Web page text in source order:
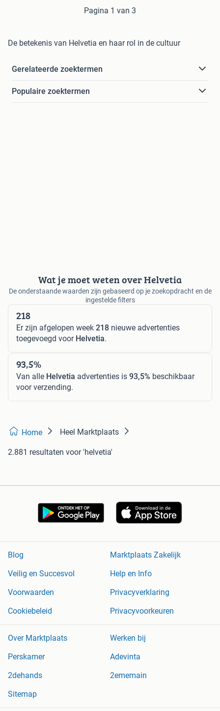
Pagina 1 van 3
De betekenis van Helvetia en haar rol in de cultuur
Gerelateerde zoektermen
Populaire zoektermen
Wat je moet weten over Helvetia
De onderstaande waarden zijn gebaseerd op je zoekopdracht en de
ingestelde filters
218
Er zijn afgelopen week 218 nieuwe advertenties
toegevoegd voor Helvetia.
93,5%
Van alle Helvetia advertenties is 93,5% beschikbaar
voor verzending.
Home Heel Marktplaats
2.881 resultaten voor 'helvetia'
Blog
Marktplaats Zakelijk
Veilig en Succesvol
Help en Info
Voorwaarden
Privacyverklaring
Cookiebeleid
Privacyvoorkeuren
Over Marktplaats
Werken bij
Perskamer
Adevinta
2dehands
2ememain
Sitemap